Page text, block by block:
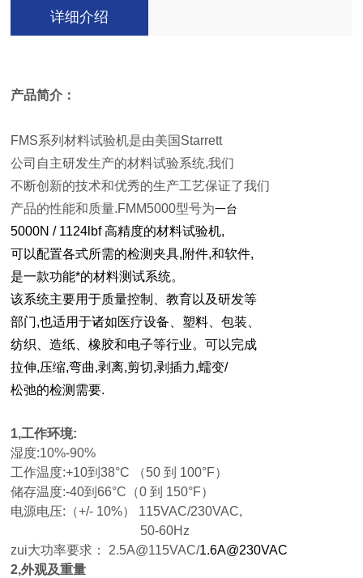
详细介绍
产品简介：
FMS系列材料试验机是由美国Starrett
公司自主研发生产的材料试验系统,我们
不断创新的技术和优秀的生产工艺保证了我们
产品的性能和质量.FMM5000型号为一台
5000N / 1124lbf高精度的材料试验机,
可以配置各式所需的检测夹具,附件,和软件,
是一款功能*的材料测试系统。
该系统主要用于质量控制、教育以及研发等
部门,也适用于诸如医疗设备、塑料、包装、
纺织、造纸、橡胶和电子等行业。可以完成
拉伸,压缩,弯曲,剥离,剪切,剥插力,蠕变/
松弛的检测需要.
1,工作环境:
湿度:10%-90%
工作温度:+10到38°C （50 到 100°F）
储存温度:-40到66°C（0到 150°F）
电源电压:（+/- 10%） 115VAC/230VAC,
50-60Hz
zui大功率要求： 2.5A@115VAC/1.6A@230VAC
2,外观及重量